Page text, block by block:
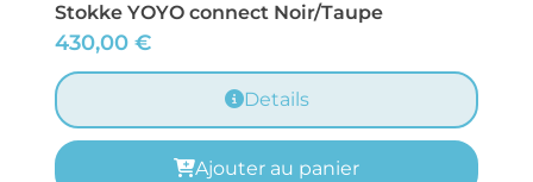
Stokke YOYO connect Noir/Taupe
430,00 €
Details
Ajouter au panier